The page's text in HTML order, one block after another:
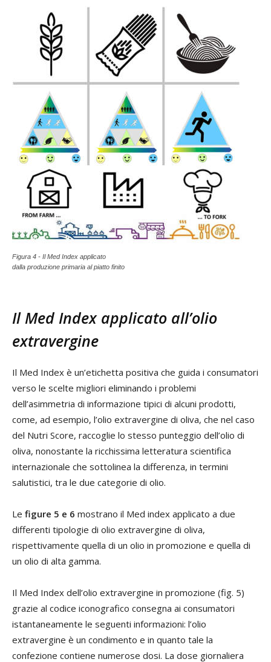
Figura 4 - Il Med Index applicato
dalla produzione primaria al piatto finito
Il Med Index applicato all’olio
extravergine
Il Med Index è un’etichetta positiva che guida i consumatori
verso le scelte migliori eliminando i problemi
dell’asimmetria di informazione tipici di alcuni prodotti,
come, ad esempio, l’olio extravergine di oliva, che nel caso
del Nutri Score, raccoglie lo stesso punteggio dell’olio di
oliva, nonostante la ricchissima letteratura scientifica
internazionale che sottolinea la differenza, in termini
salutistici, tra le due categorie di olio.
Le figure 5 e 6 mostrano il Med index applicato a due
differenti tipologie di olio extravergine di oliva,
rispettivamente quella di un olio in promozione e quella di
un olio di alta gamma.
Il Med Index dell’olio extravergine in promozione (fig. 5)
grazie al codice iconografico consegna ai consumatori
istantaneamente le seguenti informazioni: l’olio
extravergine è un condimento e in quanto tale la
confezione contiene numerose dosi. La dose giornaliera